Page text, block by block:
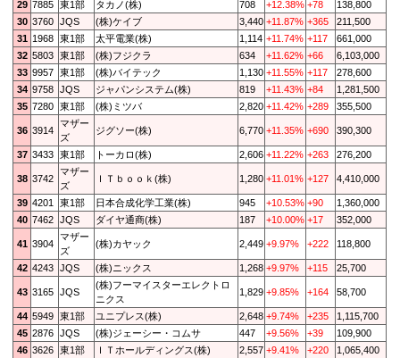
29 7885 東1部 タカノ(株) 708 +12.38% +78
138,800
30 3760 JQS (株)ケイブ 3,440 +11.87% +365
211,500
31 1968 東1部 太平電業(株) 1,114 +11.74% +117
661,000
32 5803 東1部 (株)フジクラ 634 +11.62% +66
6,103,000
33 9957 東1部 (株)バイテック 1,130 +11.55% +117
278,600
34 9758 JQS ジャパンシステム(株) 819 +11.43% +84
1,281,500
35 7280 東1部 (株)ミツバ 2,820 +11.42% +289 355,500
36 3914
マザー
ズ
ジグソー(株) 6,770 +11.35% +690 390,300
37 3433 東1部 トーカロ(株) 2,606 +11.22% +263 276,200
38 3742
マザー
ズ
ＩＴｂｏｏｋ(株) 1,280 +11.01% +127 4,410,000
39 4201 東1部 日本合成化学工業(株) 945 +10.53% +90
1,360,000
40 7462 JQS ダイヤ通商(株) 187 +10.00% +17 352,000
41 3904
マザー
ズ
(株)カヤック 2,449 +9.97% +222 118,800
42 4243 JQS (株)ニックス 1,268 +9.97% +115 25,700
43 3165 JQS
(株)フーマイスターエレクトロ
ニクス
1,829 +9.85% +164 58,700
44 5949 東1部 ユニプレス(株) 2,648 +9.74% +235
1,115,700
45 2876 JQS (株)ジェーシー・コムサ 447 +9.56% +39
109,900
46 3626 東1部 ＩＴホールディングス(株) 2,557 +9.41% +220 1,065,400